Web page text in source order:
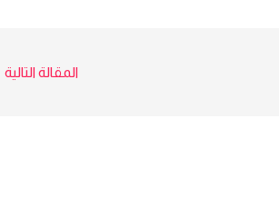
المقالة التالية